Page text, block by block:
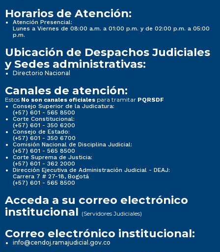
Horarios de Atención:
Atención Presencial:
Lunes a Viernes de 08:00 a.m. a 01:00 p.m. y de 02:00 p.m. a 05:00
p.m.
Ubicación de Despachos Judiciales
y Sedes administrativas:
Directorio Nacional
Canales de atención:
Estos No son canales oficiales para tramitar PQRSDF
Consejo Superior de la Judicatura:
(+57) 601 - 565 8500
Corte Constitucional:
(+57) 601 - 350 6200
Consejo de Estado:
(+57) 601 - 350 6700
Comisión Nacional de Disciplina Judicial:
(+57) 601 - 565 8500
Corte Suprema de Justicia:
(+57) 601 - 362 2000
Dirección Ejecutiva de Administración Judicial - DEAJ:
Carrera 7 # 27-18, Bogotá
(+57) 601 - 565 8500
Acceda a su correo electrónico
institucional (Servidores Judiciales)
Correo electrónico institucional:
info@cendoj.ramajudicial.gov.co